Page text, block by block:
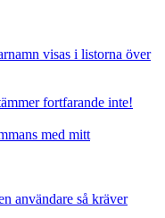
visas i listorna över
fortfarande inte!
med mitt
användare så kräver